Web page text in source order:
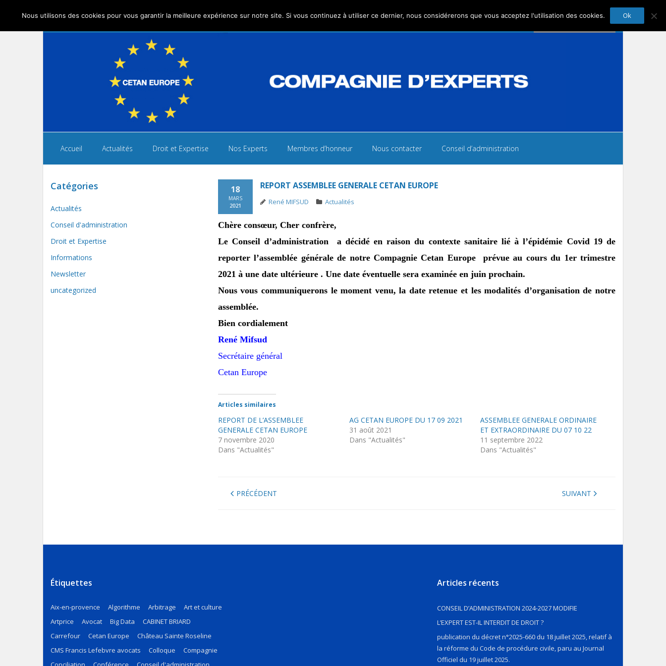
Suivez-Nous :
Accueil Actualités Droit et Expertise Nos Experts Membres d’honneur Nous contacter Conseil d’administration
REPORT ASSEMBLEE GENERALE CETAN EUROPE
18
MARS
2021 René MIFSUD Actualités
Chère consœur, Cher confrère,
Le Conseil d’administration a décidéen raison du contexte sanitaire lié à l’épidémie Covid 19de
reporter l’assemblée générale de notre Compagnie Cetan Europe prévue au cours du 1er trimestre
2021 à une date ultérieure . Une date éventuelle sera examinée en juin prochain.
Nous vous communiquerons le moment venu, la date retenue et les modalités d’organisation de notre
assemblée.
Bien cordialement
René Mifsud
Secrétaire général
Cetan Europe
Articles similaires
REPORT DE L’ASSEMBLEE
GENERALE CETAN EUROPE
7 novembre 2020
Dans "Actualités"
AG CETAN EUROPE DU 17 09 2021
31 août 2021
Dans "Actualités"
ASSEMBLEE GENERALE ORDINAIRE
ET EXTRAORDINAIRE DU 07 10 22
11 septembre 2022
Dans "Actualités"
PRÉCÉDENT SUIVANT
Catégories
Actualités
Conseil d'administration
Droit et Expertise
Informations
Newsletter
uncategorized
Étiquettes
Aix-en-provence Algorithme Arbitrage
Art et culture
Artprice
Avocat Big Data
CABINET BRIARD
Carrefour
Cetan Europe
Château Sainte Roseline
CMS Francis Lefebvre avocats
Colloque
Compagnie
Articles récents
CONSEIL D’ADMINISTRATION 2024-2027 MODIFIE
L’EXPERT EST-IL INTERDIT DE DROIT ?
publication du décret n°2025-660 du 18 juillet 2025, relatif à
la réforme du Code de procédure civile, paru au Journal
Officiel du 19 juillet 2025.
Nous utilisons des cookies pour vous garantir la meilleure expérience sur notre site. Si vous continuez à utiliser ce dernier, nous considérerons que vous acceptez l'utilisation des cookies. Ok